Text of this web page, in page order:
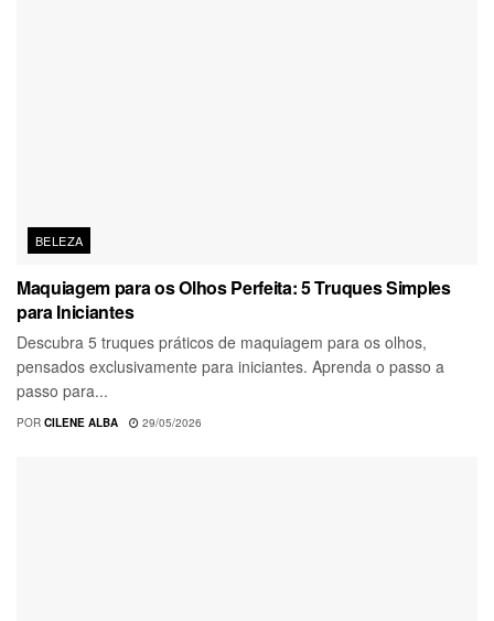
BELEZA
Maquiagem para os Olhos Perfeita: 5 Truques Simples
para Iniciantes
Descubra 5 truques práticos de maquiagem para os olhos,
pensados exclusivamente para iniciantes. Aprenda o passo a
passo para...
POR CILENE ALBA 29/05/2026